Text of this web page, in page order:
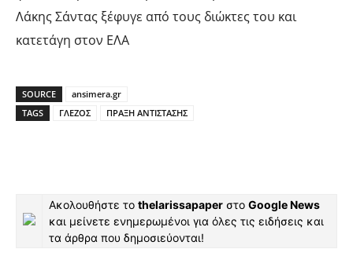
Λάκης Σάντας ξέφυγε από τους διώκτες του και
κατετάγη στον ΕΛΑ
SOURCE
ansimera.gr
TAGS
ΓΛΕΖΟΣ ΠΡΑΞΗ ΑΝΤΙΣΤΑΣΗΣ
Ακολουθήστε το thelarissapaper στο Google News
και μείνετε ενημερωμένοι για όλες τις ειδήσεις και
τα άρθρα που δημοσιεύονται!